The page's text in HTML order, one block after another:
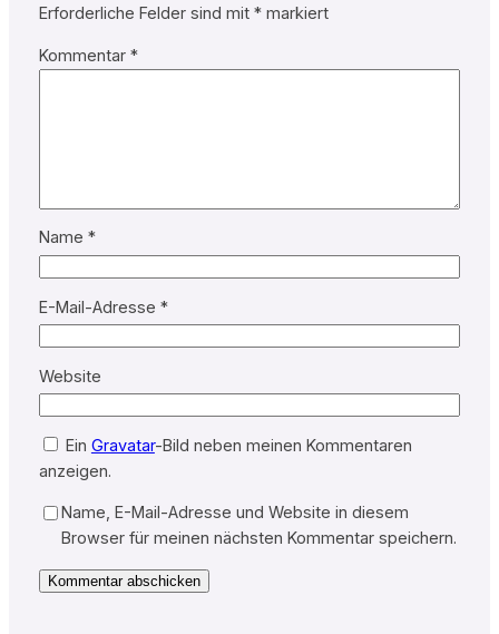
Erforderliche Felder sind mit *markiert
Kommentar *
Name *
E-Mail-Adresse *
Website
Ein Gravatar-Bild neben meinen Kommentaren
anzeigen.
Name, E-Mail-Adresse und Website in diesem
Browser für meinen nächsten Kommentar speichern.